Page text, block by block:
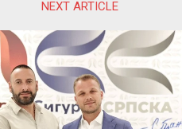
NEXT ARTICLE